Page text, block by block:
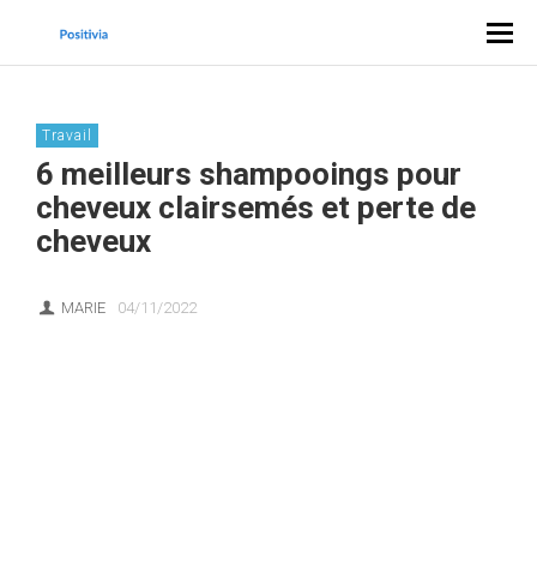
Travail
6 meilleurs shampooings pour
cheveux clairsemés et perte de
cheveux
MARIE 04/11/2022